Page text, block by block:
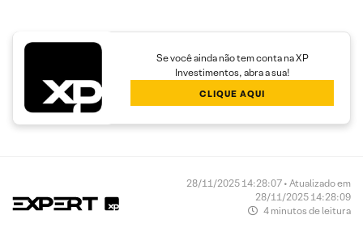
Se você ainda não tem conta na XP
Investimentos, abra a sua!
CLIQUE AQUI
28/11/2025 14:28:07 • Atualizado em
28/11/2025 14:28:09
4 minutos de leitura